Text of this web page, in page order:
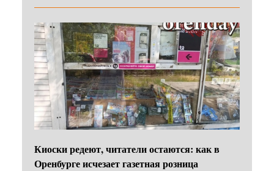
Киоски редеют, читатели остаются: как в
Оренбурге исчезает газетная розница